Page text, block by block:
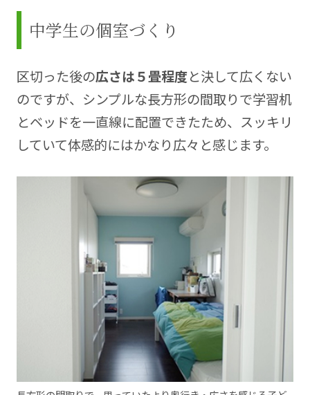
中学生の個室づくり
区切った後の広さは５畳程度と決して広くない
のですが、シンプルな長方形の間取りで学習机
とベッドを一直線に配置できたため、スッキリ
していて体感的にはかなり広々と感じます。